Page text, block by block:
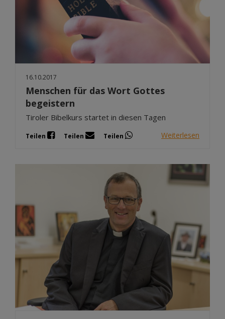
16.10.2017
Menschen für das Wort Gottes
begeistern
Tiroler Bibelkurs startet in diesen Tagen
Teilen Teilen Teilen Weiterlesen